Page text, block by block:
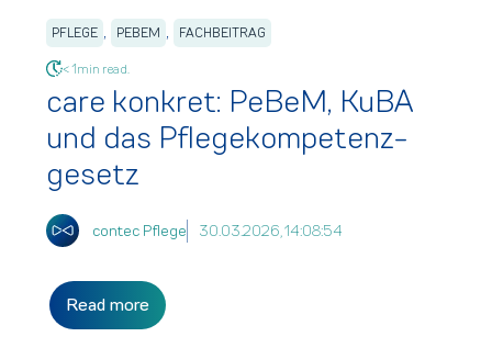
PFLEGE , PEBEM , FACHBEITRAG
< 1min read.
care konkret: PeBeM, KuBA
und das Pflege­kompetenz­
gesetz
contec Pflege 30.03.2026, 14:08:54
Read more